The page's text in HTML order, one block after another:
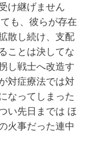
け継げません
も、彼らが存在
散し続け、支配
ことは決してな
し戦士へ改造す
対症療法では対
なってしまった
い先日までは ほ
火事だった連中